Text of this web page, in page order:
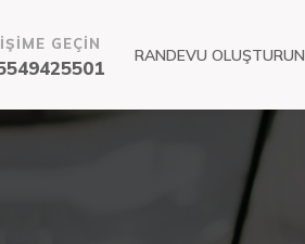
GEÇİN
RANDEVU OLUŞTURUN